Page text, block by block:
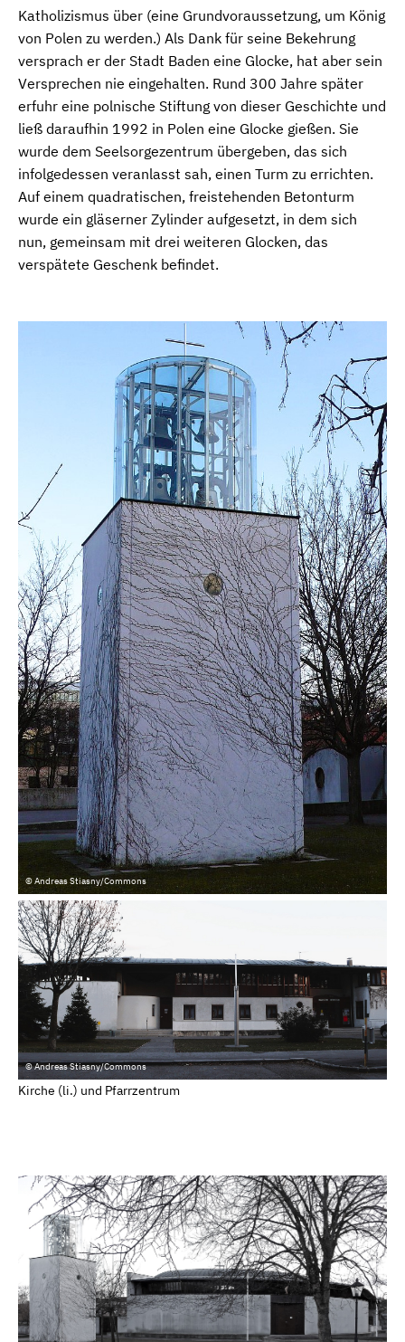
Katholizismus über (eine Grundvoraussetzung, um König
von Polen zu werden.) Als Dank für seine Bekehrung
versprach er der Stadt Baden eine Glocke, hat aber sein
Versprechen nie eingehalten. Rund 300 Jahre später
erfuhr eine polnische Stiftung von dieser Geschichte und
ließ daraufhin 1992 in Polen eine Glocke gießen. Sie
wurde dem Seelsorgezentrum übergeben, das sich
infolgedessen veranlasst sah, einen Turm zu errichten.
Auf einem quadratischen, freistehenden Betonturm
wurde ein gläserner Zylinder aufgesetzt, in dem sich
nun, gemeinsam mit drei weiteren Glocken, das
verspätete Geschenk befindet.
© Andreas Stiasny/Commons
© Andreas Stiasny/Commons
Kirche (li.) und Pfarrzentrum